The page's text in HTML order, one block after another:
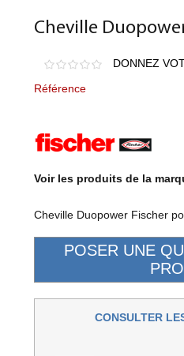
Cheville
DONNEZ
Référence
Voir les produits de la
Cheville Duopower Fischer
CONSULTER